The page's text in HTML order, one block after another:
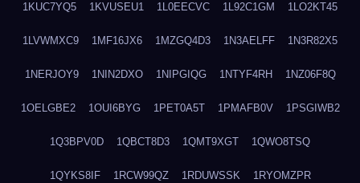
1KUC7YQ5 1KVUSEU1 1L0EECVC 1L92C1GM 1LO2KT45
1LVWMXC9 1MF16JX6 1MZGQ4D3 1N3AELFF 1N3R82X5
1NERJOY9 1NIN2DXO 1NIPGIQG 1NTYF4RH 1NZ06F8Q
1OELGBE2 1OUI6BYG 1PET0A5T 1PMAFB0V 1PSGIWB2
1Q3BPV0D 1QBCT8D3 1QMT9XGT 1QWO8TSQ
1QYKS8IF 1RCW99QZ 1RDUWSSK 1RYOMZPR